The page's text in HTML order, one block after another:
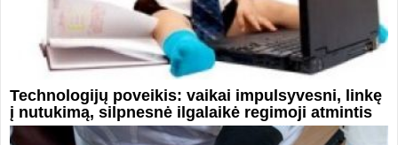
Technologijų poveikis: vaikai impulsyvesni, linkę
į nutukimą, silpnesnė ilgalaikė regimoji atmintis